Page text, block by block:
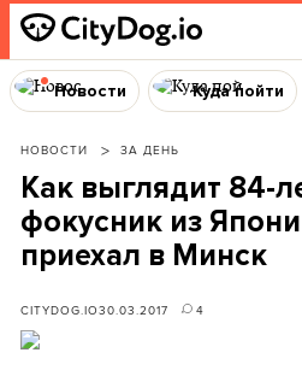
Новости Куда пойти
НОВОСТИ ЗА ДЕНЬ
Как выглядит 84-
фокусник из
приехал в Минск
CITYDOG.IO30.03.2017 4